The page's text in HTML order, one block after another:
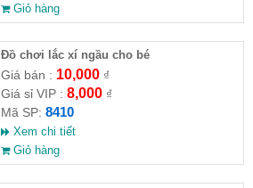
Giỏ hàng
Đồ chơi lắc xí ngầu cho bé
Giá bán : 10,000₫
Giá sỉ VIP : 8,000₫
Mã SP: 8410
Xem chi tiết
Giỏ hàng